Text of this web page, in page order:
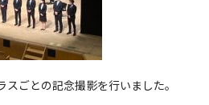
ごとの記念撮影を行いました。